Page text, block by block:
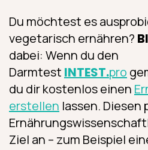
Du möchtest es
vegetarisch ernähren?
dabei: Wenn du den
Darmtest INTEST.pro
du dir kostenlos einen
erstellen lassen. Diesen
Ziel an – zum Beispiel